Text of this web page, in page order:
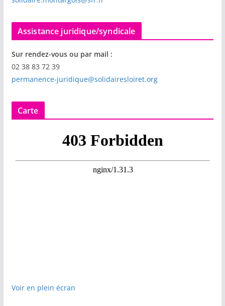
Assistance juridique/syndicale
Sur rendez-vous ou par mail :
02 38 83 72 39
permanence-juridique@solidairesloiret.org
Carte
Voir en plein écran